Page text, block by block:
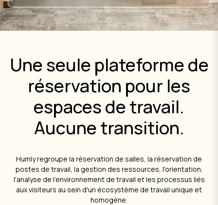
Une seule plateforme de
réservation pour les
espaces de travail.
Aucune transition.
Humly regroupe la réservation de salles, la réservation de
postes de travail, la gestion des ressources, l'orientation,
l'analyse de l'environnement de travail et les processus liés
aux visiteurs au sein d'un écosystème de travail unique et
homogène.